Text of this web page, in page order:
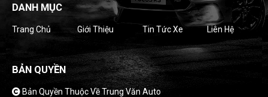
DANH MỤC
Trang Chủ Giới Thiệu Tin Tức Xe Liên Hệ
BẢN QUYỀN
Bản Quyền Thuộc Về Trung Văn Auto